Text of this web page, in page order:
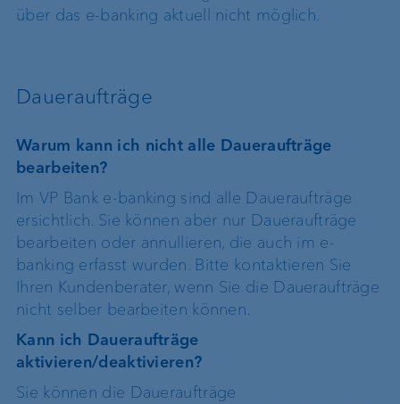
über das e-banking aktuell nicht möglich.
Daueraufträge
Warum kann ich nicht alle Daueraufträge
bearbeiten?
Im VP Bank e-banking sind alle Daueraufträge
ersichtlich. Sie können aber nur Daueraufträge
bearbeiten oder annullieren, die auch im e-
banking erfasst wurden. Bitte kontaktieren Sie
Ihren Kundenberater, wenn Sie die Daueraufträge
nicht selber bearbeiten können.
Kann ich Daueraufträge
aktivieren/deaktivieren?
Sie können die Daueraufträge